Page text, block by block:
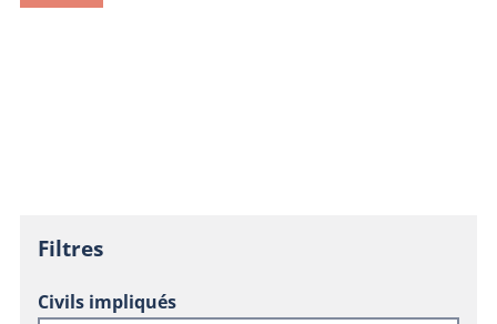
Filtres
Civils impliqués